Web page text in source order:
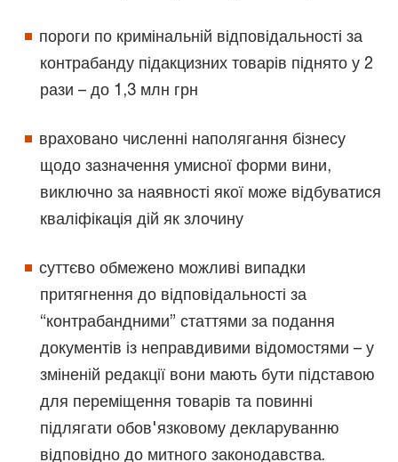
пороги по кримінальній відповідальності за
контрабанду підакцизних товарів піднято у 2
рази – до 1,3 млн грн
враховано численні наполягання бізнесу
щодо зазначення умисної форми вини,
виключно за наявності якої може відбуватися
кваліфікація дій як злочину
суттєво обмежено можливі випадки
притягнення до відповідальності за
“контрабандними” статтями за подання
документів із неправдивими відомостями – у
зміненій редакції вони мають бути підставою
для переміщення товарів та повинні
підлягати обов'язковому декларуванню
відповідно до митного законодавства.